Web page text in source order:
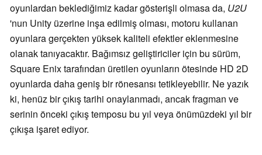
oyunlardan beklediğimiz kadar gösterişli olmasa da, U2U
'nun Unity üzerine inşa edilmiş olması, motoru kullanan
oyunlara gerçekten yüksek kaliteli efektler eklenmesine
olanak tanıyacaktır. Bağımsız geliştiriciler için bu sürüm,
Square Enix tarafından üretilen oyunların ötesinde HD 2D
oyunlarda daha geniş bir rönesansı tetikleyebilir. Ne yazık
ki, henüz bir çıkış tarihi onaylanmadı, ancak fragman ve
serinin önceki çıkış temposu bu yıl veya önümüzdeki yıl bir
çıkışa işaret ediyor.